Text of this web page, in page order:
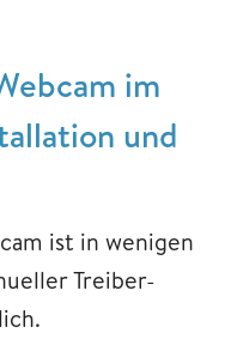
im
und
ist in wenigen
Treiber-